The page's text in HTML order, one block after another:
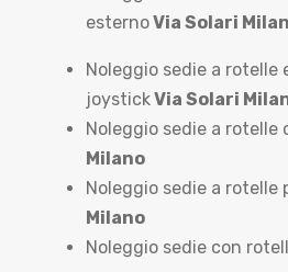
esternoVia Solari
Noleggio sedie a rotelle
joystickVia Solari
Noleggio sedie a rotelle
Milano
Noleggio sedie a rotelle
Milano
Noleggio sedie con